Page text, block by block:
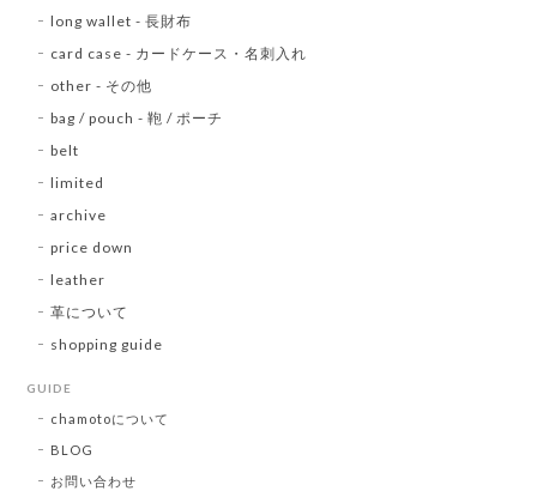
long wallet - 長財布
card case - カードケース・名刺入れ
other - その他
bag / pouch - 鞄 / ポーチ
belt
limited
archive
price down
leather
革について
shopping guide
GUIDE
chamotoについて
BLOG
お問い合わせ